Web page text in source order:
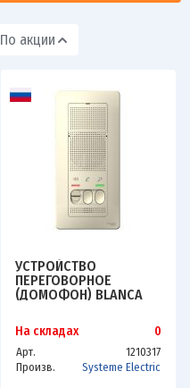
По акции
УСТРОЙСТВО
ПЕРЕГОВОРНОЕ
(ДОМОФОН) BLANCA
МОЛОЧ. SCHE
BLNDA000012
На складах 0
Арт.
1210317
Произв.
Systeme Electric